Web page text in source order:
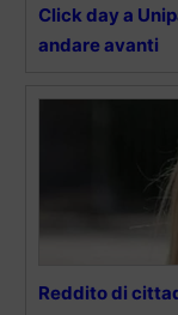
Click day a
andare avanti
Reddito di